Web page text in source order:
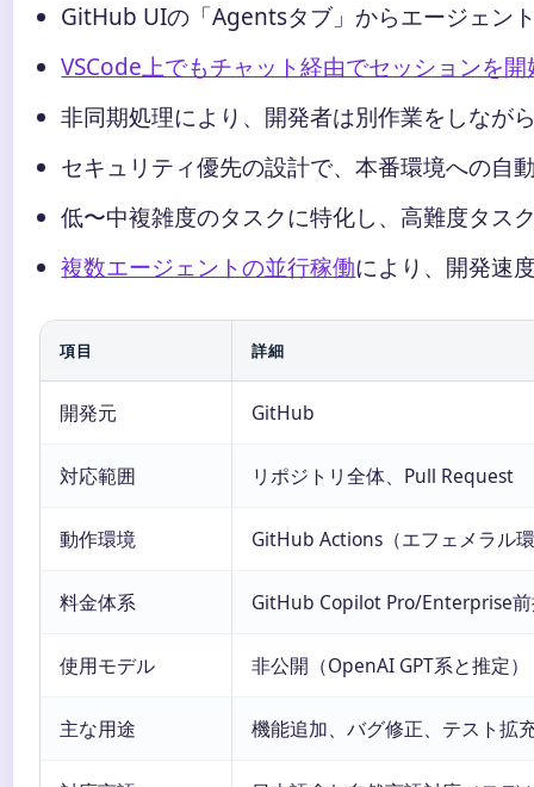
GitHub UIの「Agentsタブ」からエージェン
VSCode上でもチャット経由でセッションを開
非同期処理により、開発者は別作業をしなが
セキュリティ優先の設計で、本番環境への自
低〜中複雑度のタスクに特化し、高難度タス
複数エージェントの並行稼働により、開発速
項目 詳細
開発元 GitHub
対応範囲 リポジトリ全体、Pull Request
動作環境 GitHub Actions（エフェメラル
料金体系 GitHub Copilot Pro/Enterprise
使用モデル 非公開（OpenAI GPT系と推定）
主な用途 機能追加、バグ修正、テスト拡